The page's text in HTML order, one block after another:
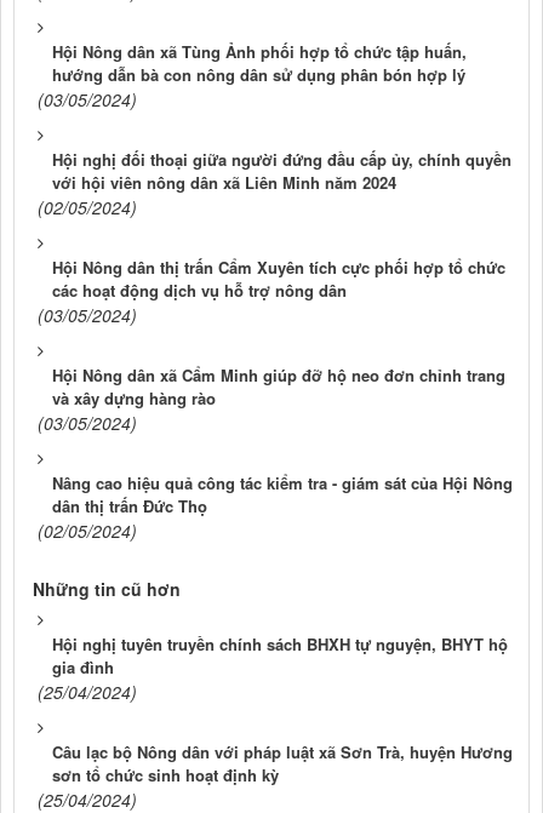
Hội Nông dân xã Tùng Ảnh phối hợp tổ chức tập huấn,
hướng dẫn bà con nông dân sử dụng phân bón hợp lý
(03/05/2024)
Hội nghị đối thoại giữa người đứng đầu cấp ủy, chính quyền
với hội viên nông dân xã Liên Minh năm 2024
(02/05/2024)
Hội Nông dân thị trấn Cẩm Xuyên tích cực phối hợp tổ chức
các hoạt động dịch vụ hỗ trợ nông dân
(03/05/2024)
Hội Nông dân xã Cẩm Minh giúp đỡ hộ neo đơn chỉnh trang
và xây dựng hàng rào
(03/05/2024)
Nâng cao hiệu quả công tác kiểm tra - giám sát của Hội Nông
dân thị trấn Đức Thọ
(02/05/2024)
Những tin cũ hơn
Hội nghị tuyên truyền chính sách BHXH tự nguyện, BHYT hộ
gia đình
(25/04/2024)
Câu lạc bộ Nông dân với pháp luật xã Sơn Trà, huyện Hương
sơn tổ chức sinh hoạt định kỳ
(25/04/2024)